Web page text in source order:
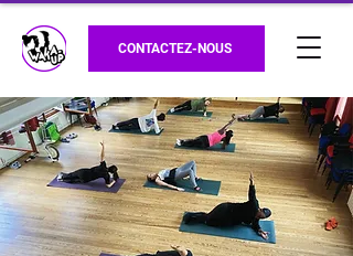
CONTACTEZ-NOUS